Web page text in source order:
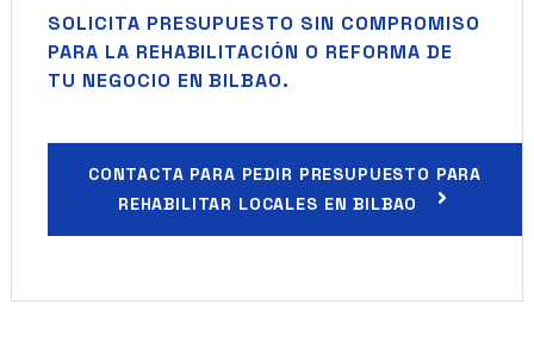
SOLICITA PRESUPUESTO SIN COMPROMISO
PARA LA REHABILITACIÓN O REFORMA DE
TU NEGOCIO EN BILBAO.
CONTACTA PARA PEDIR PRESUPUESTO PARA
REHABILITAR LOCALES EN BILBAO